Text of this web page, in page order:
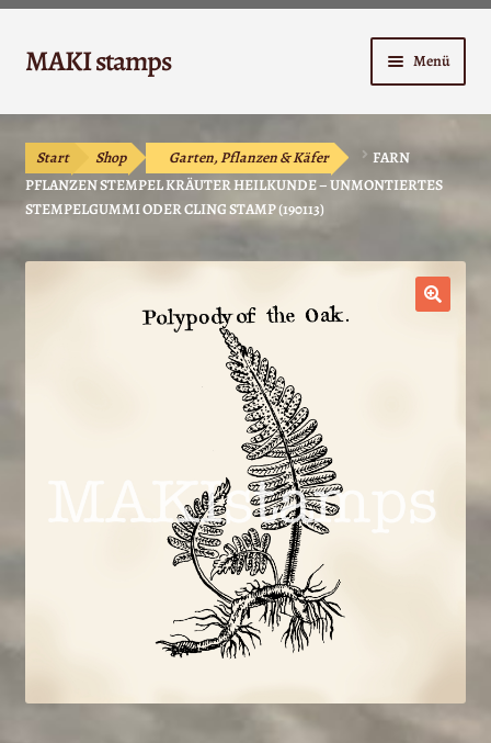
Zur
Navigation
Zum
Inhalt
MAKI stamps Menü
Shop
Warenkorb
Start Shop Garten, Pflanzen & Käfer
FARN
PFLANZEN STEMPEL KRÄUTER HEILKUNDE – UNMONTIERTES
STEMPELGUMMI ODER CLING STAMP (190113)